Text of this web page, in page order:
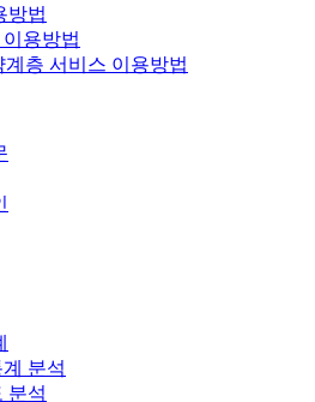
방법
용방법
계층 서비스 이용방법
분석
분석